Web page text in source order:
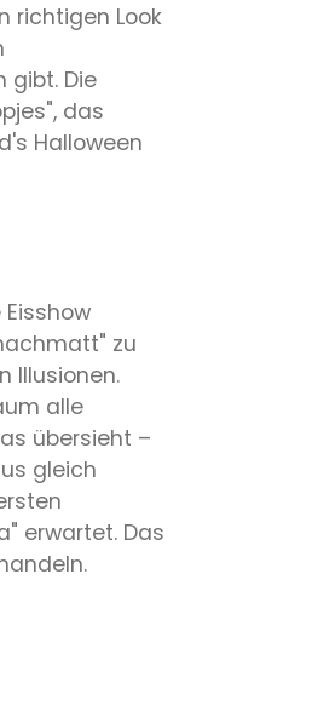
richtigen Look
gibt. Die
das
Halloween
zu
Illusionen.
alle
übersieht –
gleich
erwartet. Das